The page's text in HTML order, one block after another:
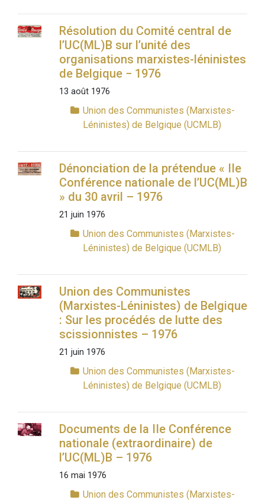
Résolution du Comité central de
l’UC(ML)B sur l’unité des
organisations marxistes-léninistes
de Belgique − 1976
13 août 1976
Union des Communistes (Marxistes-
Léninistes) de Belgique (UCMLB)
Dénonciation de la prétendue « IIe
Conférence nationale de l’UC(ML)B
» du 30 avril – 1976
21 juin 1976
Union des Communistes (Marxistes-
Léninistes) de Belgique (UCMLB)
Union des Communistes
(Marxistes-Léninistes) de Belgique
: Sur les procédés de lutte des
scissionnistes – 1976
21 juin 1976
Union des Communistes (Marxistes-
Léninistes) de Belgique (UCMLB)
Documents de la IIe Conférence
nationale (extraordinaire) de
l’UC(ML)B – 1976
16 mai 1976
Union des Communistes (Marxistes-